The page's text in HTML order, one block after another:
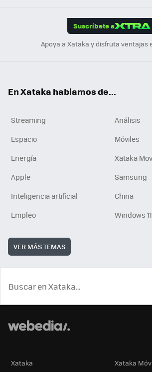
Suscríbete a
Apoya a Xataka y disfruta ventajas
En Xataka hablamos de...
Streaming
Análisis
Espacio
Móviles
Energía
Xataka
Apple
Samsung
Inteligencia artificial
China
Empleo
Windows 11
VER MÁS TEMAS
Xataka Xataka